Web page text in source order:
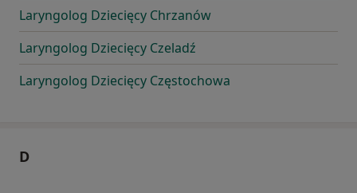
Laryngolog Dziecięcy Chrzanów
Laryngolog Dziecięcy Czeladź
Laryngolog Dziecięcy Częstochowa
D